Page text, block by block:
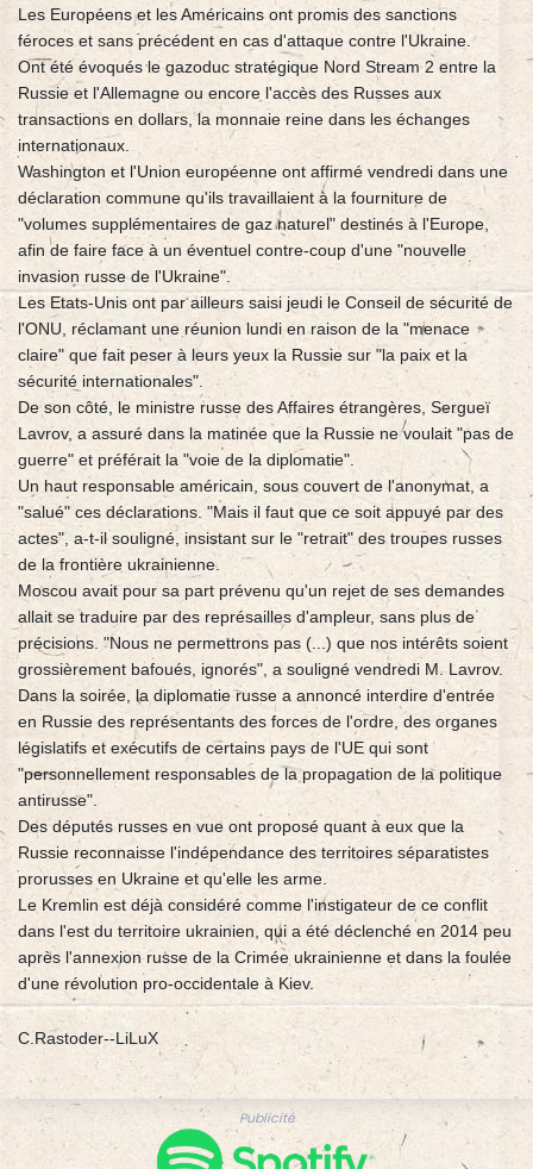
Les Européens et les Américains ont promis des sanctions
féroces et sans précédent en cas d'attaque contre l'Ukraine.
Ont été évoqués le gazoduc stratégique Nord Stream 2 entre la
Russie et l'Allemagne ou encore l'accès des Russes aux
transactions en dollars, la monnaie reine dans les échanges
internationaux.
Washington et l'Union européenne ont affirmé vendredi dans une
déclaration commune qu'ils travaillaient à la fourniture de
"volumes supplémentaires de gaz naturel" destinés à l'Europe,
afin de faire face à un éventuel contre-coup d'une "nouvelle
invasion russe de l'Ukraine".
Les Etats-Unis ont par ailleurs saisi jeudi le Conseil de sécurité de
l'ONU, réclamant une réunion lundi en raison de la "menace
claire" que fait peser à leurs yeux la Russie sur "la paix et la
sécurité internationales".
De son côté, le ministre russe des Affaires étrangères, Sergueï
Lavrov, a assuré dans la matinée que la Russie ne voulait "pas de
guerre" et préférait la "voie de la diplomatie".
Un haut responsable américain, sous couvert de l'anonymat, a
"salué" ces déclarations. "Mais il faut que ce soit appuyé par des
actes", a-t-il souligné, insistant sur le "retrait" des troupes russes
de la frontière ukrainienne.
Moscou avait pour sa part prévenu qu'un rejet de ses demandes
allait se traduire par des représailles d'ampleur, sans plus de
précisions. "Nous ne permettrons pas (...) que nos intérêts soient
grossièrement bafoués, ignorés", a souligné vendredi M. Lavrov.
Dans la soirée, la diplomatie russe a annoncé interdire d'entrée
en Russie des représentants des forces de l'ordre, des organes
législatifs et exécutifs de certains pays de l'UE qui sont
"personnellement responsables de la propagation de la politique
antirusse".
Des députés russes en vue ont proposé quant à eux que la
Russie reconnaisse l'indépendance des territoires séparatistes
prorusses en Ukraine et qu'elle les arme.
Le Kremlin est déjà considéré comme l'instigateur de ce conflit
dans l'est du territoire ukrainien, qui a été déclenché en 2014 peu
après l'annexion russe de la Crimée ukrainienne et dans la foulée
d'une révolution pro-occidentale à Kiev.
C.Rastoder--LiLuX
Publicité